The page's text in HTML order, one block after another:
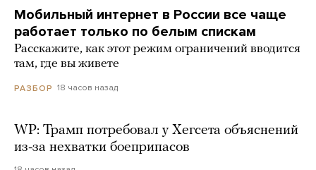
Мобильный интернет в России все чаще
работает только по белым спискам
Расскажите, как этот режим ограничений вводится
там, где вы живете
РАЗБОР 18 часов назад
WP: Трамп потребовал у Хегсета объяснений
из-за нехватки боеприпасов